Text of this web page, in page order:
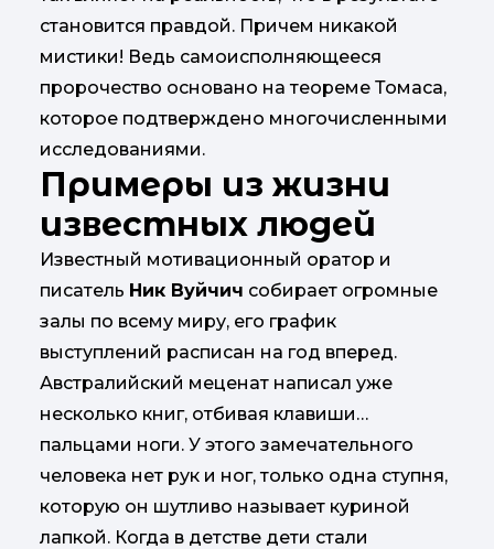
становится правдой. Причем никакой
мистики! Ведь самоисполняющееся
пророчество основано на теореме Томаса,
которое подтверждено многочисленными
исследованиями.
Примеры из жизни
известных людей
Известный мотивационный оратор и
писатель Ник Вуйчич собирает огромные
залы по всему миру, его график
выступлений расписан на год вперед.
Австралийский меценат написал уже
несколько книг, отбивая клавиши…
пальцами ноги. У этого замечательного
человека нет рук и ног, только одна ступня,
которую он шутливо называет куриной
лапкой. Когда в детстве дети стали